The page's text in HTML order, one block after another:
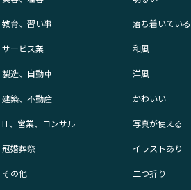
教育、習い事
サービス業
製造、自動車
建築、不動産
IT、営業、コンサル
冠婚葬祭
その他
落ち着いている
和風
洋風
かわいい
写真が使える
イラストあり
二つ折り